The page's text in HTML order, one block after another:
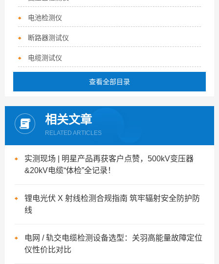
电池检测仪
断路器测试仪
电缆测试仪
查看全部目录
相关文章
RELATED ARTICLES
实测现场 | 明星产品再获客户点赞，500kV变压器
&20kV电缆“体检”全记录！
锂电光伏 X 射线检测合规指南 筑牢辐射安全防护防
线
电网 / 轨交电缆检测设备选型：关羽高能量故障定位
仪性价比对比